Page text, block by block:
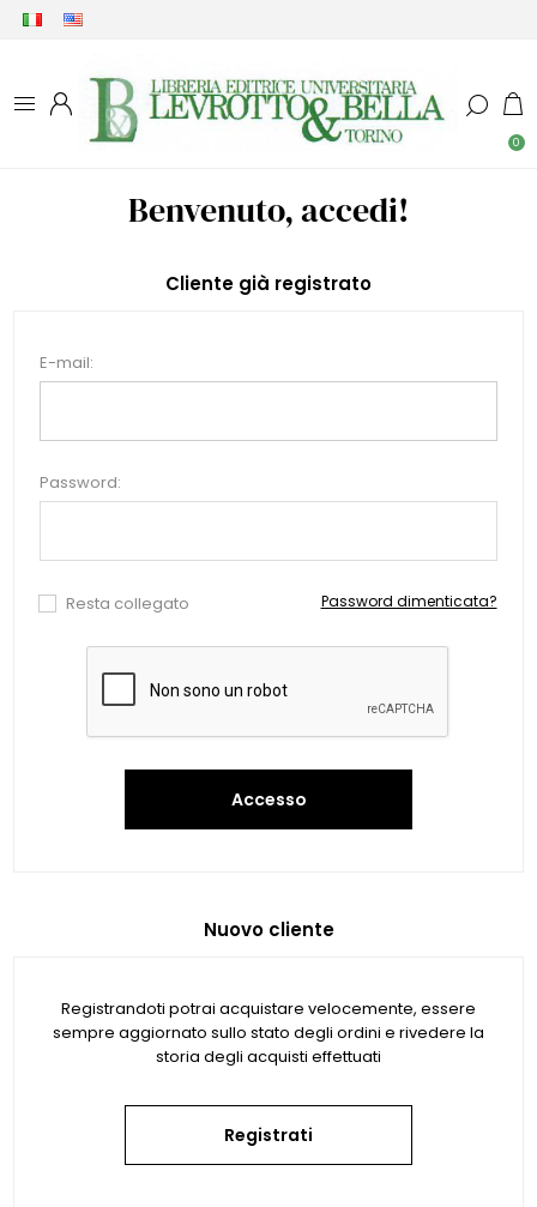
0
Benvenuto, accedi!
Nuovo cliente
Registrandoti potrai acquistare velocemente, essere
sempre aggiornato sullo stato degli ordini e rivedere la
storia degli acquisti effettuati
Registrati
Cliente già registrato
E-mail:
Password:
Resta collegato Password dimenticata?
Accesso